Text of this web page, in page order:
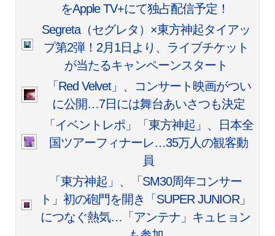
をApple TV+にて独占配信予定！
Segreta（セグレタ）×東方神起タイアッ
プ第2弾！2月1日より、ライブチケット
が当たるキャンペーンスタート
「Red Velvet」、コンサート映画がつい
に公開…7日には舞台あいさつも決定
「イベントレポ」「東方神起」、日本全
国ツアーフィナーレ…35万人の観客動
員
「東方神起」、「SM30周年コンサー
ト」初の砲門を開き「SUPER JUNIOR」
につなぐ熱気…「アンテナ」キュヒョン